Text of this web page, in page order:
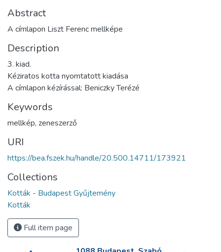
Abstract
A címlapon Liszt Ferenc mellképe
Description
3. kiad.
Kéziratos kotta nyomtatott kiadása
A címlapon kézírással: Beniczky Terézé
Keywords
mellkép, zeneszerző
URI
https://bea.fszek.hu/handle/20.500.14711/173921
Collections
Kották - Budapest Gyűjtemény
Kották
Full item page